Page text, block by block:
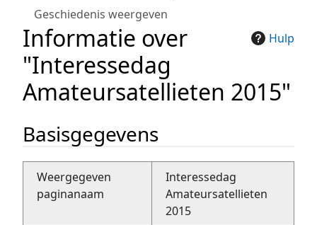
Geschiedenis weergeven
Hulp
Informatie over
"Interessedag
Amateursatellieten 2015"
Basisgegevens
Weergegeven
paginanaam
Interessedag
Amateursatellieten
2015